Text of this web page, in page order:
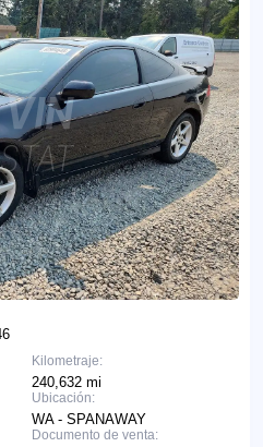
Kilometraje:
240,632 mi
Ubicación:
WA - SPANAWAY
Documento de venta: